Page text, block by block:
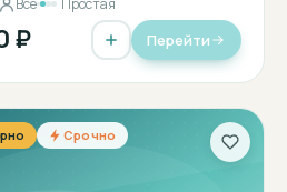
Все Простая
₽ Перейти
Срочно